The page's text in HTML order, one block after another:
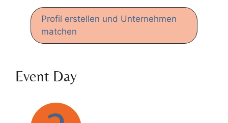
Profil erstellen und Unternehmen
matchen
Event Day